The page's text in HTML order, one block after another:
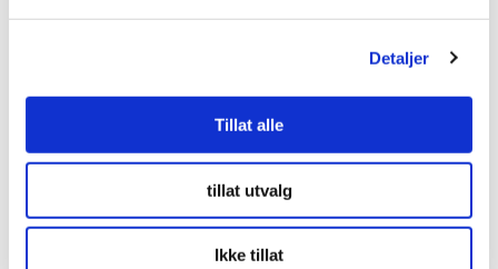
Detaljer
Tillat alle
tillat utvalg
Ikke tillat
Utforsk våre andre gardiner